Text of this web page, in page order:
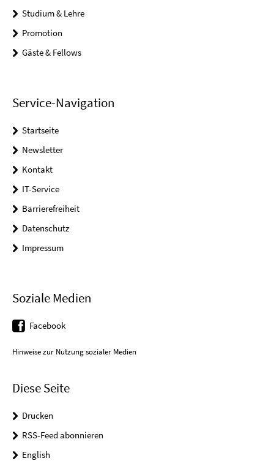
Studium & Lehre
Promotion
Gäste & Fellows
Service-Navigation
Startseite
Newsletter
Kontakt
IT-Service
Barrierefreiheit
Datenschutz
Impressum
Soziale Medien
Facebook
Hinweise zur Nutzung sozialer Medien
Diese Seite
Drucken
RSS-Feed abonnieren
English